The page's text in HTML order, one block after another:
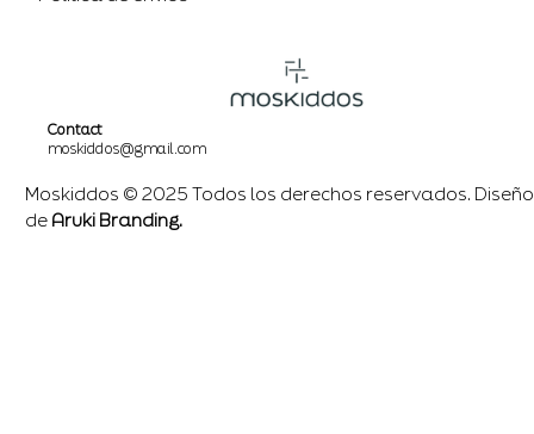
Contact
moskiddos@gmail.com
Moskiddos © 2025 Todos los derechos reservados. Diseño
de Aruki Branding.